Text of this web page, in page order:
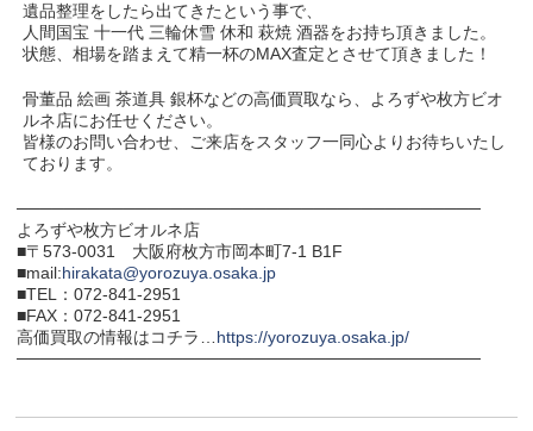
遺品整理をしたら出てきたという事で、
人間国宝 十一代 三輪休雪 休和 萩焼 酒器をお持ち頂きました。
状態、相場を踏まえて精一杯のMAX査定とさせて頂きました！
骨董品 絵画 茶道具 銀杯などの高価買取なら、よろずや枚方ビオ
ルネ店にお任せください。
皆様のお問い合わせ、ご来店をスタッフ一同心よりお待ちいたし
ております。
───────────────────────────────────────
よろずや枚方ビオルネ店
■〒573-0031 大阪府枚方市岡本町7-1 B1F
■mail:hirakata@yorozuya.osaka.jp
■TEL：072-841-2951
■FAX：072-841-2951
高価買取の情報はコチラ… https://yorozuya.osaka.jp/
───────────────────────────────────────